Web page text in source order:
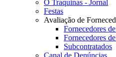
O Traquinas - Jornal
Festas
Avaliação de
Fornecedores
Fornecedores
Subcontratados
Canal de Denúncias